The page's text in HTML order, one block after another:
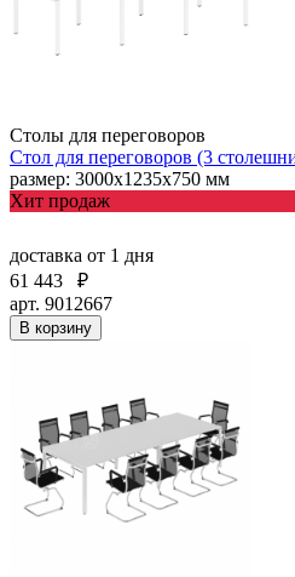
Столы для переговоров
Стол для переговоров (3
размер: 3000х1235х750 мм
Хит продаж
доставка от 1 дня
61 443
₽
арт. 9012667
В корзину